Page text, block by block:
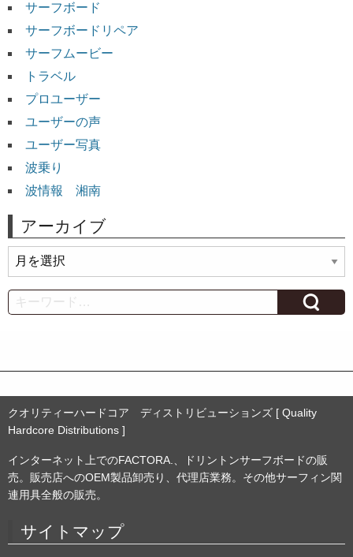
サーフボード
サーフボードリペア
サーフムービー
トラベル
プロユーザー
ユーザーの声
ユーザー写真
波乗り
波情報 湘南
アーカイブ
ー
カ
イ
Search
クオリティーハードコア ディストリビューションズ [ Quality
Hardcore Distributions ]
インターネット上でのFACTORA.、ドリントンサーフボードの販
売。販売店へのOEM製品卸売り、代理店業務。その他サーフィン関
連用具全般の販売。
サイトマップ